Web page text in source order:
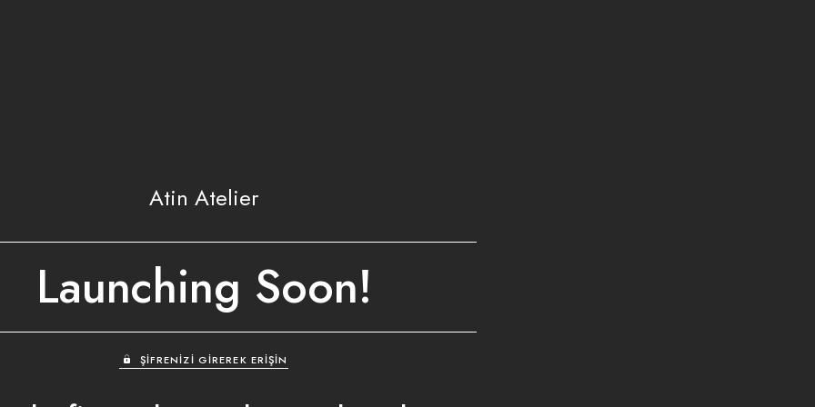
Atin Atelier
Launching Soon!
ŞIFRENIZI GIREREK ERIŞIN